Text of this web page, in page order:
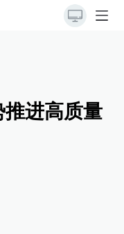
推进高质量